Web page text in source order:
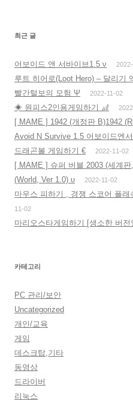
최근 글
어보이드 앤 서바이브1.5 ν
루트 히어로(Loot Hero) – 달리기
빨간털보의 모험 Ψ 2022-11-02
◈ 원피스2인용게임하기 ㎕
[ MAME ] 1942 (개정판 B)1942
Avoid N Survive 1.5 어보이드엔
드래곤볼 게임하기 € 2022-11-02
[ MAME ] 슈퍼 버블 2003 (세계
(World, Ver 1.0) υ
2022-11-02
마우스 피하기 , 경쟁 스코어 플
11-02
마리오스타게임하기 [생소한 버전
카테고리
PC 관리/보안
Uncategorized
개인/교육
게임
데스크탑,기타
동영상
드라이버
리눅스